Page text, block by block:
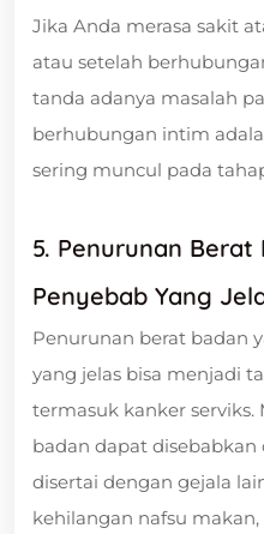
Jika Anda merasa sakit
atau setelah
tanda adanya masalah
berhubungan intim
sering muncul pada
5. Penurunan Berat
Penyebab Yang
Penurunan berat badan
yang jelas bisa menjadi
termasuk kanker
badan dapat disebabkan
disertai dengan gejala
kehilangan nafsu